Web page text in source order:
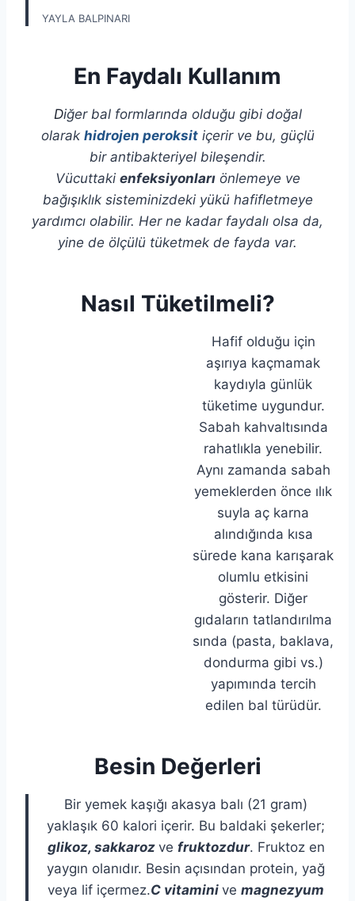
YAYLA BALPINARI
En Faydalı Kullanım
Diğer bal formlarında olduğu gibi doğal
olarak hidrojen peroksitiçerir ve bu, güçlü
bir antibakteriyel bileşendir.
Vücuttaki enfeksiyonlarıönlemeye ve
bağışıklık sisteminizdeki yükü hafifletmeye
yardımcı olabilir. Her ne kadar faydalı olsa da,
yine de ölçülü tüketmek de fayda var.
Nasıl Tüketilmeli?
Hafif olduğu için
aşırıya kaçmamak
kaydıyla günlük
tüketime uygundur.
Sabah kahvaltısında
rahatlıkla yenebilir.
Aynı zamanda sabah
yemeklerden önce ılık
suyla aç karna
alındığında kısa
sürede kana karışarak
olumlu etkisini
gösterir. Diğer
gıdaların tatlandırılma
sında (pasta, baklava,
dondurma gibi vs.)
yapımında tercih
edilen bal türüdür.
Besin Değerleri
Bir yemek kaşığı akasya balı (21 gram)
yaklaşık 60 kalori içerir. Bu baldaki şekerler;
glikoz, sakkaroz ve fruktozdur. Fruktoz en
yaygın olanıdır. Besin açısından protein, yağ
veya lif içermez.C vitamini ve magnezyum